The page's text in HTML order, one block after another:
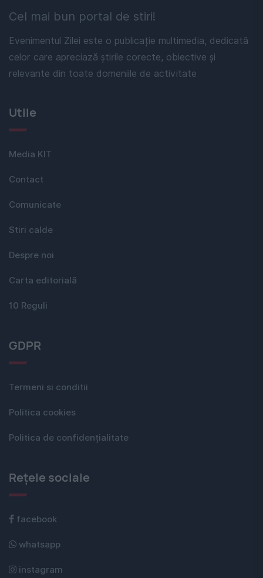
Cel mai bun portal de stiri!
Evenimentul Zilei este o publicație multimedia, dedicată
celor care apreciază știrile corecte, obiective și
relevante din toate domeniile de activitate
Utile
Media KIT
Contact
Comunicate
Stiri calde
Despre noi
Carta editorială
10 Reguli
GDPR
Termeni si conditii
Politica cookies
Politica de confidențialitate
Rețele sociale
facebook
whatsapp
instagram